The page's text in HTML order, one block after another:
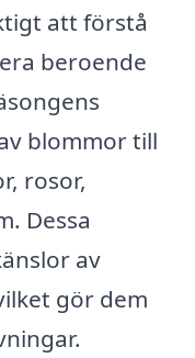
att förstå
beroende
blommor till
rosor,
Dessa
av
gör dem